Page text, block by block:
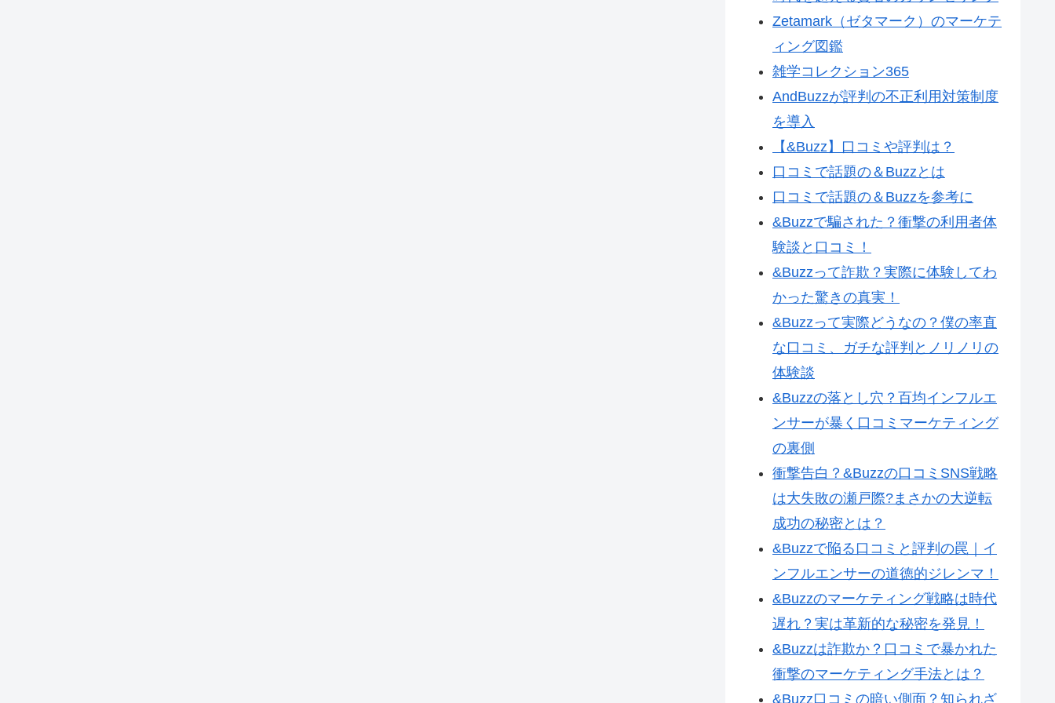
Zetamark（ゼタマーク）のマーケテ
ィング図鑑
雑学コレクション365
AndBuzzが評判の不正利用対策制度
を導入
【&Buzz】口コミや評判は？
口コミで話題の＆Buzzとは
口コミで話題の＆Buzzを参考に
&Buzzで騙された？衝撃の利用者体
験談と口コミ！
&Buzzって詐欺？実際に体験してわ
かった驚きの真実！
&Buzzって実際どうなの？僕の率直
な口コミ、ガチな評判とノリノリの
体験談
&Buzzの落とし穴？百均インフルエ
ンサーが暴く口コミマーケティング
の裏側
衝撃告白？&Buzzの口コミSNS戦略
は大失敗の瀬戸際?まさかの大逆転
成功の秘密とは？
&Buzzで陥る口コミと評判の罠｜イ
ンフルエンサーの道徳的ジレンマ！
&Buzzのマーケティング戦略は時代
遅れ？実は革新的な秘密を発見！
&Buzzは詐欺か？口コミで暴かれた
衝撃のマーケティング手法とは？
&Buzz口コミの暗い側面？知られざ